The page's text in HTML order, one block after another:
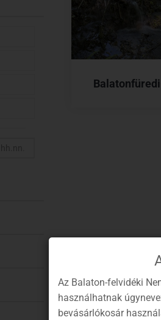
Az Balaton-felvidéki
használhatnak
bevásárlókosár